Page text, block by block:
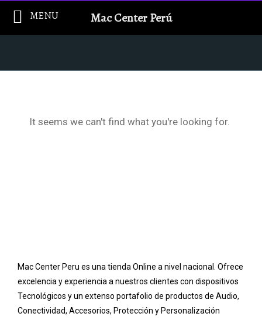
contenido
It seems we can't find what you're looking for.
Mac Center Peru es una tienda Online a nivel nacional
. Ofrece
excelencia y experiencia a nuestros clientes con dispositivos
Tecnológicos y un extenso portafolio de productos de Audio,
Conectividad, Accesorios, Protección y Personalización
MENU Mac Center Perú